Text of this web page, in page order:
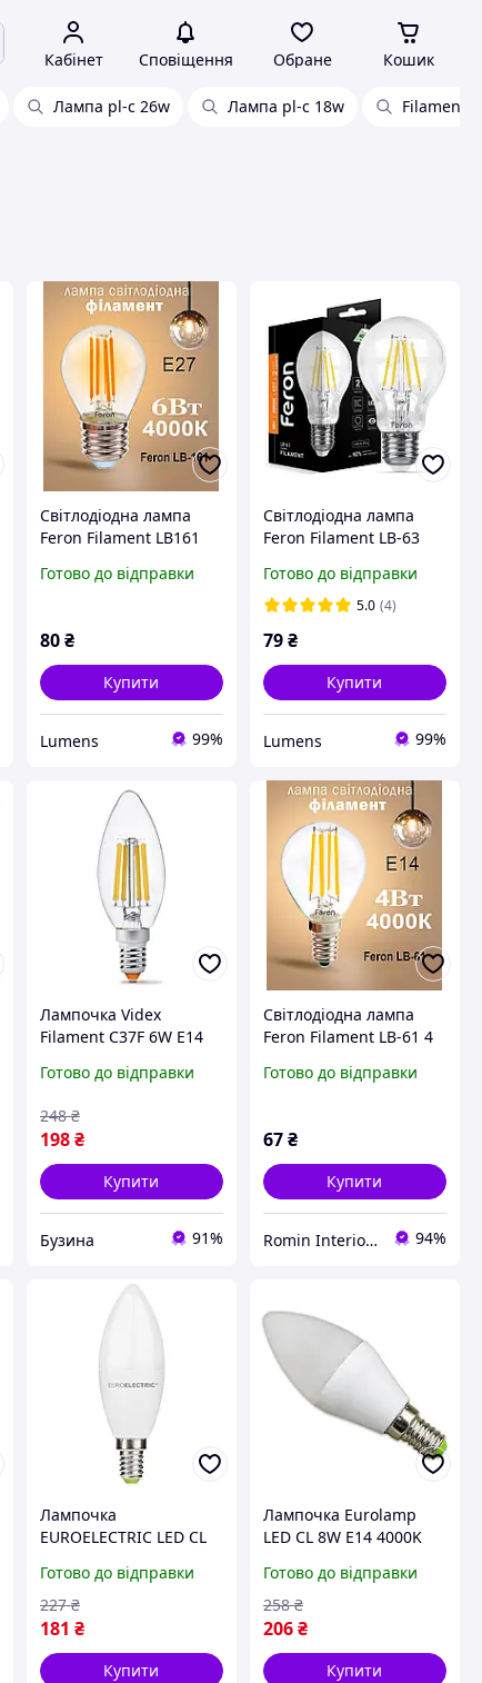
Кабінет Сповіщення Обране Кошик
Лампа pl-c 26w Лампа pl-c 18w Filament
Світлодіодна лампа
Feron Filament LB161
Готово до відправки
80 ₴
Купити
Lumens 99%
Світлодіодна лампа
Feron Filament LB-63
Готово до відправки
5.0 (4)
79₴
Купити
Lumens 99%
Лампочка Videx
Filament C37F 6W E14
06143)
Готово до відправки
198 ₴
248 ₴
Купити
Бузина 91%
Світлодіодна лампа
Feron Filament LB-61 4
Готово до відправки
67₴
Купити
Romin Interior Store 94%
Лампочка
EUROELECTRIC LED CL
(LED-CL-09144(EE))
Готово до відправки
181 ₴
227 ₴
Купити
Лампочка Eurolamp
LED CL 8W E14 4000K
Готово до відправки
206₴
258 ₴
Купити